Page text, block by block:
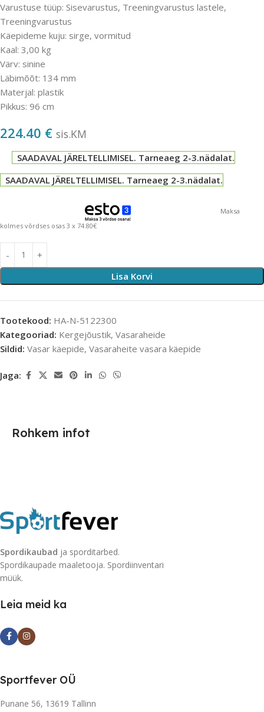
Varustuse tüüp: Sisevarustus, Treeningvarustus lastele,
Treeningvarustus
Käepideme kuju: sirge, vormitud
Kaal: 3,00 kg
Värv: sinine
Läbimõõt: 134 mm
Materjal: plastik
Pikkus: 96 cm
224.40 € sis.KM
SAADAVAL JÄRELTELLIMISEL. Tarneaeg 2-3.nädalat.
SAADAVAL JÄRELTELLIMISEL. Tarneaeg 2-3.nädalat.
Maksa
kolmes võrdses osas 3 x 74.80€
Lisa Korvi
Tootekood: HA-N-5122300
Kategooriad: Kergejõustik, Vasaraheide
Sildid: Vasar käepide, Vasaraheite vasara käepide
Jaga:
Rohkem infot
Spordikaubad ja sporditarbed.
Spordikaupade maaletooja. Spordiinventari
müük.
Leia meid ka
Sportfever OÜ
Punane 56, 13619 Tallinn